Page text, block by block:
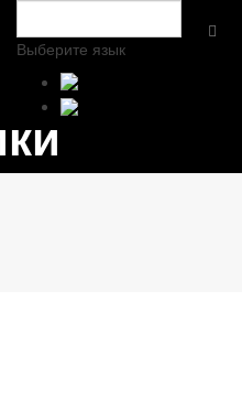
Выберите язык